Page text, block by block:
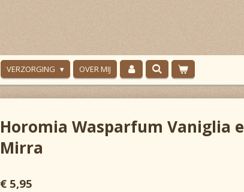
VERZORGING OVER MIJ
Horomia Wasparfum Vaniglia e
Mirra
€ 5,95